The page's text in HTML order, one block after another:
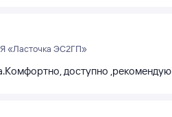
«Ласточка ЭС2ГП»
доступно ,рекомендую